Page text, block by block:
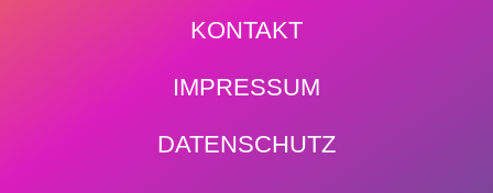
KONTAKT
IMPRESSUM
DATENSCHUTZ